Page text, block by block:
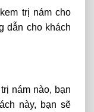
trị nám cho
dẫn cho khách
nám nào, bạn
này, bạn sẽ